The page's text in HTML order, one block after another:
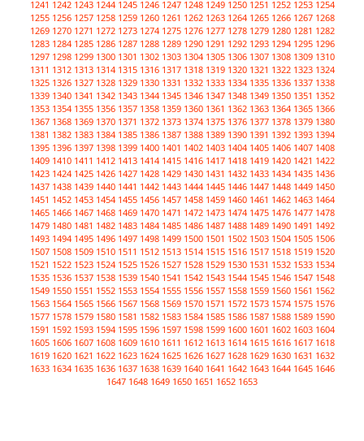
1241 1242 1243 1244 1245 1246 1247 1248 1249 1250 1251 1252 1253 1254
1255 1256 1257 1258 1259 1260 1261 1262 1263 1264 1265 1266 1267 1268
1269 1270 1271 1272 1273 1274 1275 1276 1277 1278 1279 1280 1281 1282
1283 1284 1285 1286 1287 1288 1289 1290 1291 1292 1293 1294 1295 1296
1297 1298 1299 1300 1301 1302 1303 1304 1305 1306 1307 1308 1309 1310
1311 1312 1313 1314 1315 1316 1317 1318 1319 1320 1321 1322 1323 1324
1325 1326 1327 1328 1329 1330 1331 1332 1333 1334 1335 1336 1337 1338
1339 1340 1341 1342 1343 1344 1345 1346 1347 1348 1349 1350 1351 1352
1353 1354 1355 1356 1357 1358 1359 1360 1361 1362 1363 1364 1365 1366
1367 1368 1369 1370 1371 1372 1373 1374 1375 1376 1377 1378 1379 1380
1381 1382 1383 1384 1385 1386 1387 1388 1389 1390 1391 1392 1393 1394
1395 1396 1397 1398 1399 1400 1401 1402 1403 1404 1405 1406 1407 1408
1409 1410 1411 1412 1413 1414 1415 1416 1417 1418 1419 1420 1421 1422
1423 1424 1425 1426 1427 1428 1429 1430 1431 1432 1433 1434 1435 1436
1437 1438 1439 1440 1441 1442 1443 1444 1445 1446 1447 1448 1449 1450
1451 1452 1453 1454 1455 1456 1457 1458 1459 1460 1461 1462 1463 1464
1465 1466 1467 1468 1469 1470 1471 1472 1473 1474 1475 1476 1477 1478
1479 1480 1481 1482 1483 1484 1485 1486 1487 1488 1489 1490 1491 1492
1493 1494 1495 1496 1497 1498 1499 1500 1501 1502 1503 1504 1505 1506
1507 1508 1509 1510 1511 1512 1513 1514 1515 1516 1517 1518 1519 1520
1521 1522 1523 1524 1525 1526 1527 1528 1529 1530 1531 1532 1533 1534
1535 1536 1537 1538 1539 1540 1541 1542 1543 1544 1545 1546 1547 1548
1549 1550 1551 1552 1553 1554 1555 1556 1557 1558 1559 1560 1561 1562
1563 1564 1565 1566 1567 1568 1569 1570 1571 1572 1573 1574 1575 1576
1577 1578 1579 1580 1581 1582 1583 1584 1585 1586 1587 1588 1589 1590
1591 1592 1593 1594 1595 1596 1597 1598 1599 1600 1601 1602 1603 1604
1605 1606 1607 1608 1609 1610 1611 1612 1613 1614 1615 1616 1617 1618
1619 1620 1621 1622 1623 1624 1625 1626 1627 1628 1629 1630 1631 1632
1633 1634 1635 1636 1637 1638 1639 1640 1641 1642 1643 1644 1645 1646
1647 1648 1649 1650 1651 1652 1653